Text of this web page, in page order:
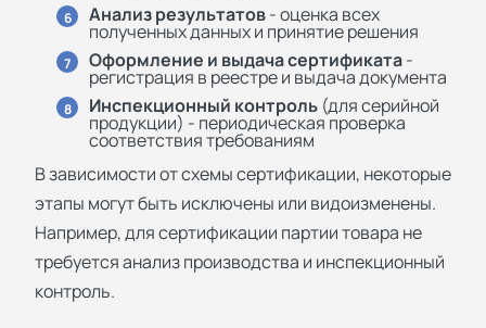
6 Анализ результатов- оценка всех
полученных данных и принятие решения
7 Оформление и выдача сертификата-
регистрация в реестре и выдача документа
8 Инспекционный контроль (для серийной
продукции) - периодическая проверка
соответствия требованиям
В зависимости от схемы сертификации, некоторые
этапы могут быть исключены или видоизменены.
Например, для сертификации партии товара не
требуется анализ производства и инспекционный
контроль.